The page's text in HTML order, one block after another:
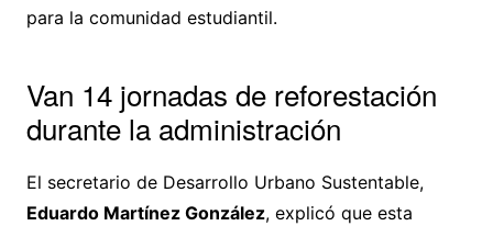
para la comunidad estudiantil.
Van 14 jornadas de reforestación
durante la administración
El secretario de Desarrollo Urbano Sustentable,
Eduardo Martínez González, explicó que esta